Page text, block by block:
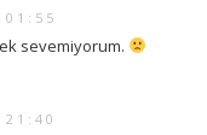
sevemiyorum.